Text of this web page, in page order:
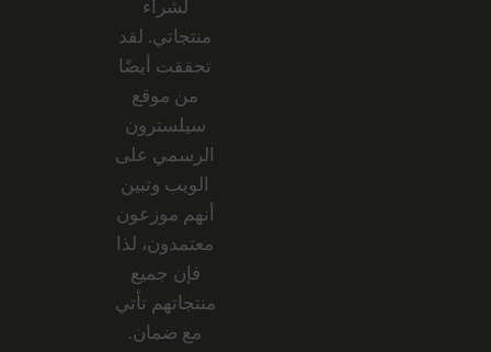
لشراء
منتجاتي. لقد
تحققت أيضًا
من موقع
سيلسترون
الرسمي على
الويب وتبين
أنهم موزعون
معتمدون، لذا
فإن جميع
منتجاتهم تأتي
مع ضمان.